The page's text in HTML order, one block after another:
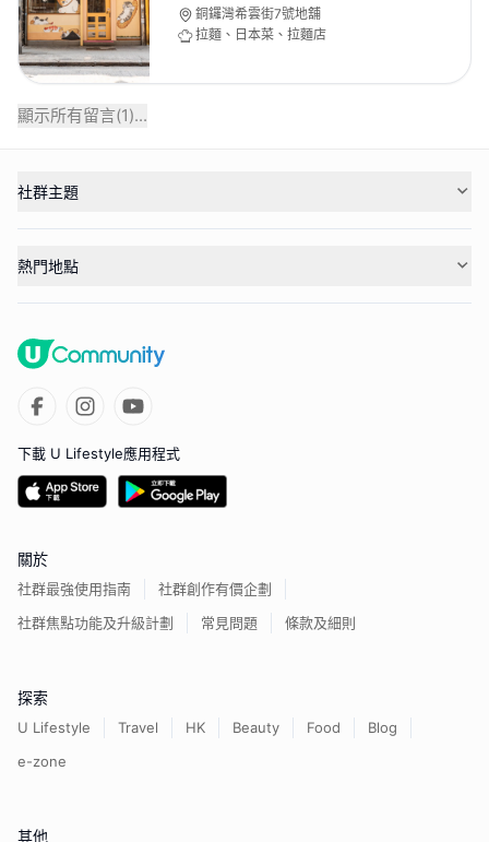
銅鑼灣希雲街7號地舖
拉麵、日本菜、拉麵店
顯示所有留言(1)...
社群主題
熱門地點
下載 U Lifestyle應用程式
關於
社群最強使用指南
社群創作有價企劃
社群焦點功能及升級計劃
常見問題 條款及細則
探索
U Lifestyle Travel HK Beauty Food
Blog
e-zone
其他